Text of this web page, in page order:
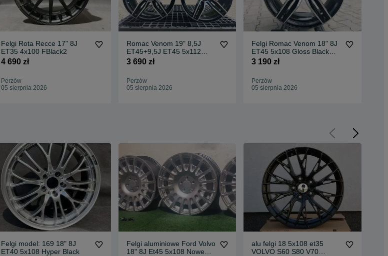
Felgi Rota Recce 17" 8J
ET35 4x100 FBlack2
4 690 zł
Perzów
05 sierpnia 2026
Romac Venom 19" 8,5J
ET45+9,5J ET45 5x112
Gloss Black Polished Face
3 690 zł
Perzów
05 sierpnia 2026
Felgi Romac Venom 18" 8J
ET45 5x108 Gloss Black
Polished Face
3 190 zł
Perzów
05 sierpnia 2026
Felgi model: 169 18" 8J
ET40 5x108 Hyper Black
Felgi aluminiowe Ford Volvo
18" 8J Et45 5x108 Nowe
alu felgi 18 5x108 et35
VOLVO S60 S80 V70